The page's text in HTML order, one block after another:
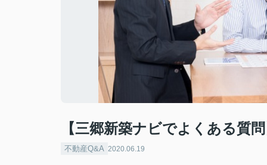
【三郷新築ナビでよくある質
不動産Q&A 2020.06.19